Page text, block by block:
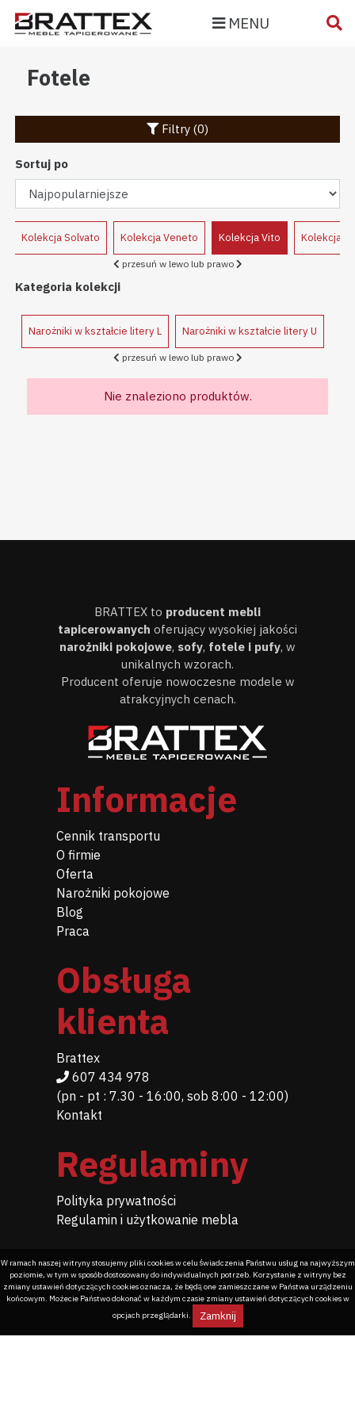
MENU
Fotele
Filtry (0)
Sortuj po
Kolekcja Solvato Kolekcja Veneto Kolekcja Vito Kolekcja
przesuń w lewo lub prawo
Kategoria kolekcji
Narożniki w kształcie litery L Narożniki w kształcie litery U
przesuń w lewo lub prawo
Nie znaleziono produktów.
BRATTEX to producent mebli
tapicerowanych oferujący wysokiej jakości
narożniki pokojowe, sofy, fotele i pufy, w
unikalnych wzorach.
Producent oferuje nowoczesne modele w
atrakcyjnych cenach.
Informacje
Cennik transportu
O firmie
Oferta
Narożniki pokojowe
Blog
Praca
Obsługa
klienta
Brattex
607 434 978
(pn - pt : 7.30 - 16:00, sob 8:00 - 12:00)
Kontakt
Regulaminy
Polityka prywatności
Regulamin i użytkowanie mebla
W ramach naszej witryny stosujemy pliki cookies w celu świadczenia Państwu usług na najwyższym
poziomie, w tym w sposób dostosowany do indywidualnych potrzeb. Korzystanie z witryny bez
zmiany ustawień dotyczących cookies oznacza, że będą one zamieszczane w Państwa urządzeniu
końcowym. Możecie Państwo dokonać w każdym czasie zmiany ustawień dotyczących cookies w
opcjach przeglądarki.
Zamknij